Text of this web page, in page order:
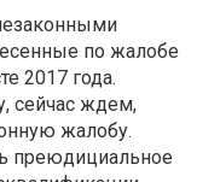
по жалобе
2017 года.
сейчас ждем,
жалобу.
преюдициальное